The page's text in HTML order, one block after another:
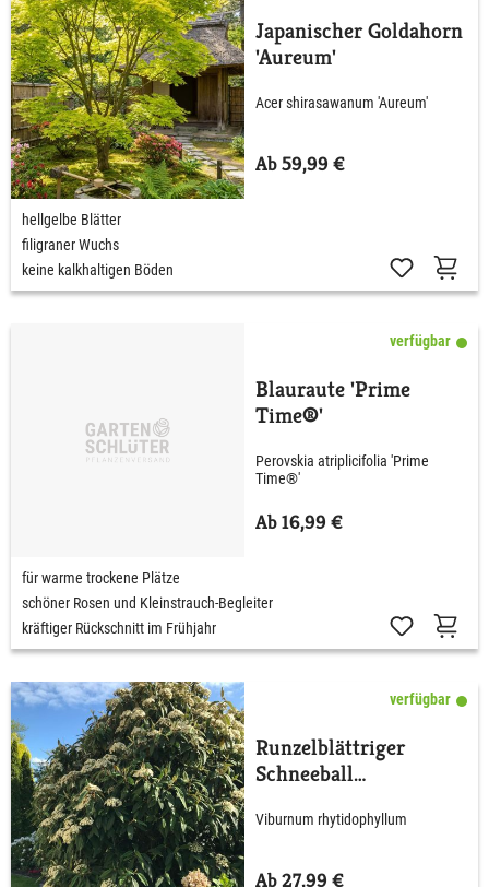
Japanischer Goldahorn
'Aureum'
Acer shirasawanum 'Aureum'
Ab 59,99 €
hellgelbe Blätter
filigraner Wuchs
keine kalkhaltigen Böden
verfügbar
Blauraute 'Prime
Time®'
Perovskia atriplicifolia 'Prime
Time®'
Ab 16,99 €
für warme trockene Plätze
schöner Rosen und Kleinstrauch-Begleiter
kräftiger Rückschnitt im Frühjahr
verfügbar
Runzelblättriger
Schneeball
Viburnum rhytidophyllum
Ab 27,99 €